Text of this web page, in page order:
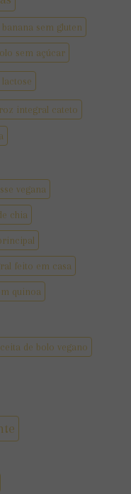
sem gluten
sem açúcar
integral cateto
vegana
chia
feito em casa
quinoa
de bolo vegano